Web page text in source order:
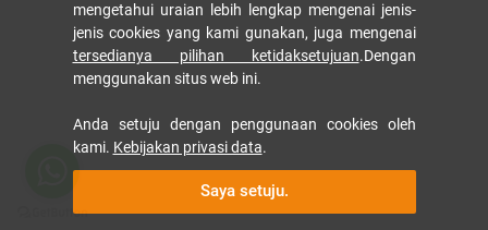
mengetahui uraian lebih lengkap mengenai jenis-
jenis cookies yang kami gunakan, juga mengenai
tersedianya pilihan ketidaksetujuan.Dengan
menggunakan situs web ini.
Anda setuju dengan penggunaan cookies oleh
kami. Kebijakan privasi data.
Saya setuju.